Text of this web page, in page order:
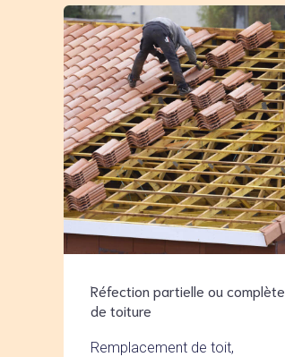
Réfection partielle ou complète
de toiture
Remplacement de toit,